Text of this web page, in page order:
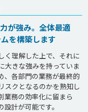
が強み。全体最適
を構築します
く理解した上で、それに
大きな強みを持っていま
、各部門の業務が最終的
スクとなるのかを熟知し
業務の効率化に留まら
計が可能です。